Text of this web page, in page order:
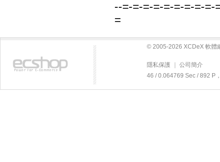
--=-=-=-=-=-=-=-=-=-
=
© 2005-2026 XCDeX 軟體
隱私保護
公司簡介
46 / 0.064769 Sec / 892 P